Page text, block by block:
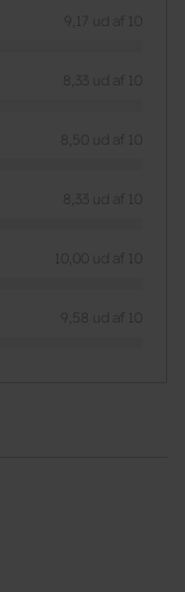
9,17 ud af 10
8,33 ud af 10
8,50 ud af 10
8,33 ud af 10
10,00 ud af 10
9,58 ud af 10